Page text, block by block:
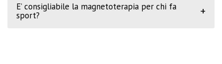
E’ consigliabile la magnetoterapia per chi fa
sport?
+